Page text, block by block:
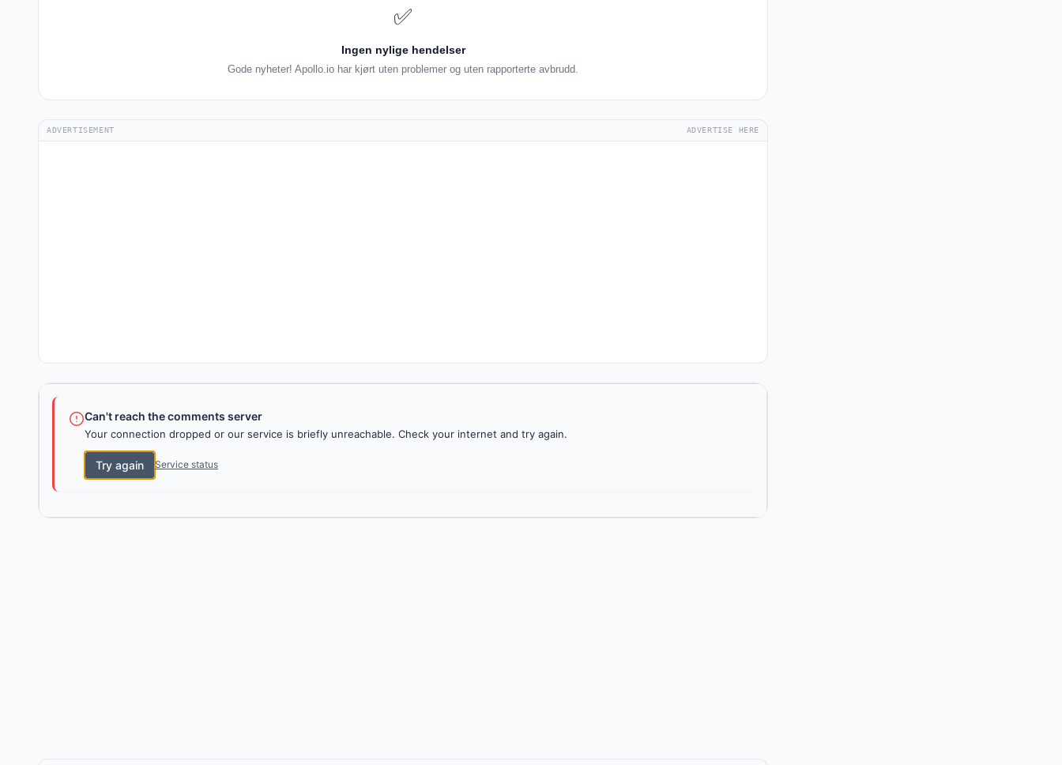
✅
Ingen nylige hendelser
Gode nyheter! Apollo.io har kjørt uten problemer og uten rapporterte avbrudd.
ADVERTISEMENT ADVERTISE HERE
Can't reach the comments server
Your connection dropped or our service is briefly unreachable. Check your internet and try again.
Try again Service status